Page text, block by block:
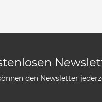
den Newsletter